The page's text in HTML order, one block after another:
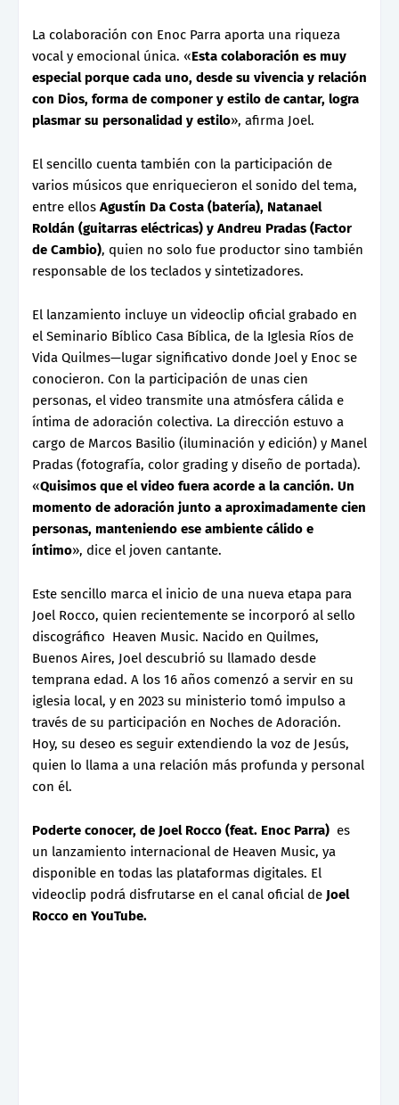
La colaboración con Enoc Parra aporta una riqueza
vocal y emocional única. «Esta colaboración es muy
especial porque cada uno, desde su vivencia y relación
con Dios, forma de componer y estilo de cantar, logra
plasmar su personalidad y estilo», afirma Joel.
El sencillo cuenta también con la participación de
varios músicos que enriquecieron el sonido del tema,
entre ellos Agustín Da Costa (batería), Natanael
Roldán (guitarras eléctricas) y Andreu Pradas (Factor
de Cambio), quien no solo fue productor sino también
responsable de los teclados y sintetizadores.
El lanzamiento incluye un videoclip oficial grabado en
el Seminario Bíblico Casa Bíblica, de la Iglesia Ríos de
Vida Quilmes—lugar significativo donde Joel y Enoc se
conocieron. Con la participación de unas cien
personas, el video transmite una atmósfera cálida e
íntima de adoración colectiva. La dirección estuvo a
cargo de Marcos Basilio (iluminación y edición) y Manel
Pradas (fotografía, color grading y diseño de portada).
«Quisimos que el video fuera acorde a la canción. Un
momento de adoración junto a aproximadamente cien
personas, manteniendo ese ambiente cálido e
íntimo», dice el joven cantante.
Este sencillo marca el inicio de una nueva etapa para
Joel Rocco, quien recientemente se incorporó al sello
discográfico Heaven Music. Nacido en Quilmes,
Buenos Aires, Joel descubrió su llamado desde
temprana edad. A los 16 años comenzó a servir en su
iglesia local, y en 2023 su ministerio tomó impulso a
través de su participación en Noches de Adoración.
Hoy, su deseo es seguir extendiendo la voz de Jesús,
quien lo llama a una relación más profunda y personal
con él.
Poderte conocer, de Joel Rocco (feat. Enoc Parra) es
un lanzamiento internacional de Heaven Music, ya
disponible en todas las plataformas digitales. El
videoclip podrá disfrutarse en el canal oficial de Joel
Rocco en YouTube.